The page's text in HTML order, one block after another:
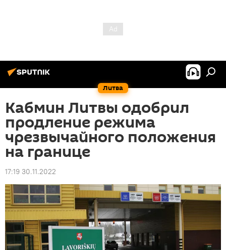
Литва
Кабмин Литвы одобрил
продление режима
чрезвычайного положения
на границе
17:19 30.11.2022